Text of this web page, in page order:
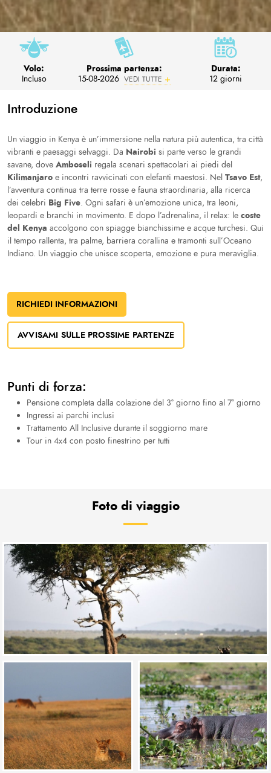
Volo:
Incluso
Prossima partenza:
15-08-2026 VEDI TUTTE
Durata:
12 giorni
Introduzione
Un viaggio in Kenya è un’immersione nella natura più autentica, tra città
vibranti e paesaggi selvaggi. Da Nairobi si parte verso le grandi
savane, dove Amboseli regala scenari spettacolari ai piedi del
Kilimanjaro e incontri ravvicinati con elefanti maestosi. Nel Tsavo Est,
l’avventura continua tra terre rosse e fauna straordinaria, alla ricerca
dei celebri Big Five. Ogni safari è un’emozione unica, tra leoni,
leopardi e branchi in movimento. E dopo l’adrenalina, il relax: le coste
del Kenya accolgono con spiagge bianchissime e acque turchesi. Qui
il tempo rallenta, tra palme, barriera corallina e tramonti sull’Oceano
Indiano. Un viaggio che unisce scoperta, emozione e pura meraviglia.
RICHIEDI INFORMAZIONI
AVVISAMI SULLE PROSSIME PARTENZE
Punti di forza:
Pensione completa dalla colazione del 3° giorno fino al 7° giorno
Ingressi ai parchi inclusi
Trattamento All Inclusive durante il soggiorno mare
Tour in 4x4 con posto finestrino per tutti
Foto di viaggio